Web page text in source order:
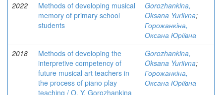
2022
Methods of developing musical
memory of primary school
students
Gorozhankina,
Oksana Yuriivna;
Горожанкіна,
Оксана Юріївна
2018
Methods of developing the
interpretive competency of
future musical art teachers in
the process of piano play
teaching / O. Y. Gorozhankina
Gorozhankina,
Oksana Yuriivna;
Горожанкіна,
Оксана Юріївна